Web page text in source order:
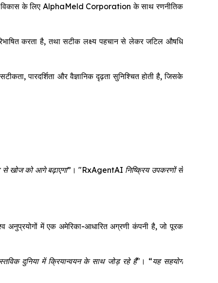
विकास के लिए AlphaMeld Corporation के साथ रणनीतिक
करता है, तथा सटीक लक्ष्य पहचान से लेकर जटिल औषधि
पारदर्शिता और वैज्ञानिक दृढ़ता सुनिश्चित होती है, जिसके
से खोज को आगे बढ़ाएगा” ।"RxAgentAI निष्क्रिय उपकरणों से
में एक अमेरिका-आधारित अग्रणी कंपनी है, जो पूरक
दुनिया में क्रियान्वयन के साथ जोड़ रहे हैं" । “यह सहयोग